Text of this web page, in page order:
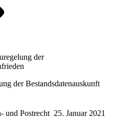
der
der Bestandsdatenauskunft
und Postrecht 25. Januar 2021